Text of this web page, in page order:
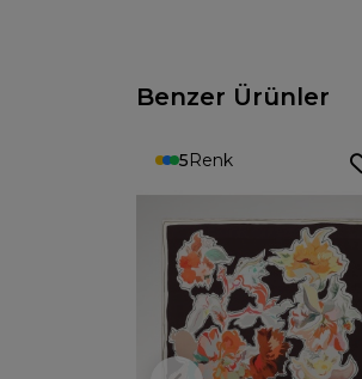
Benzer Ürünler
5Renk